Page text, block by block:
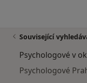
Související
Psychologové v
Psychologové